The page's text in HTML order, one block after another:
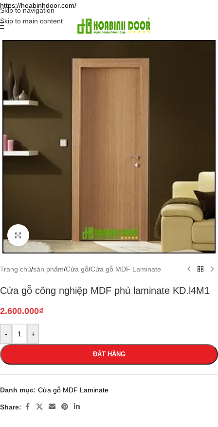
https://hoabinhdoor.com/
Skip to navigation
Skip to main content
Click to enlarge
Trang chủ/sản phẩm/Cửa gỗ/Cửa gỗ MDF Laminate
Cửa gỗ công nghiệp MDF phủ laminate KD.l4M1
2.600.000₫
- +
ĐẶT HÀNG
Danh mục: Cửa gỗ MDF Laminate
Share: